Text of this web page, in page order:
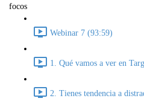
focos
Webinar 7 (93:59)
1. Qué vamos a ver en
2. Tienes tendencia a